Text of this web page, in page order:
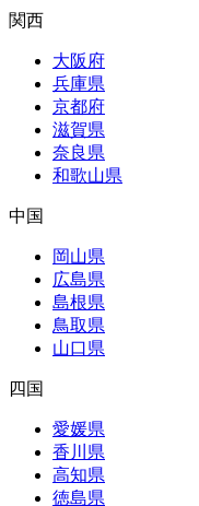
関西
大阪府
兵庫県
京都府
滋賀県
奈良県
和歌山県
中国
岡山県
広島県
島根県
鳥取県
山口県
四国
愛媛県
香川県
高知県
徳島県